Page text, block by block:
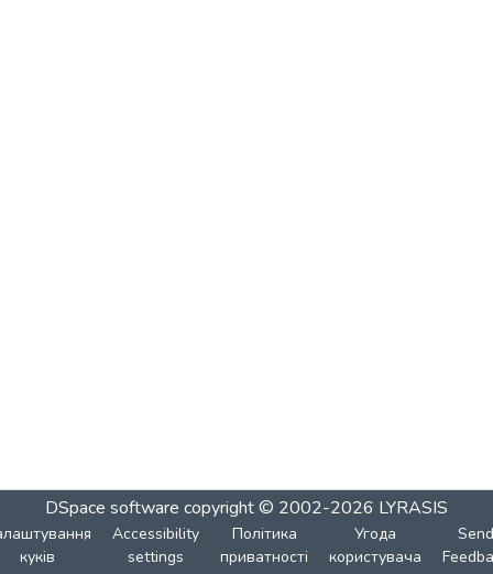
DSpace software copyright © 2002-2026 LYRASIS
куків
Accessibility
settings
Політика
приватності
Угода
користувача
Send